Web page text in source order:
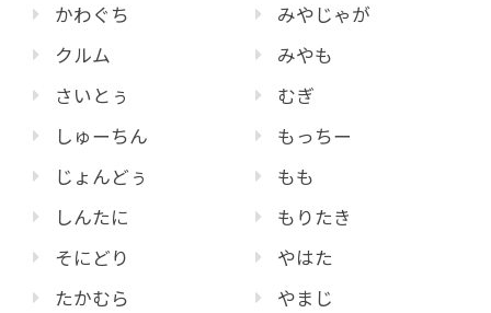
かわぐち
クルム
さいとぅ
しゅーちん
じょんどぅ
しんたに
そにどり
たかむら
みやじゃが
みやも
むぎ
もっちー
もも
もりたき
やはた
やまじ